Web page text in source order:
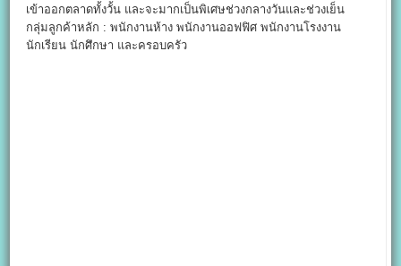
เข้าออกตลาดทั้งวั้น และจะมากเป็นพิเศษช่วงกลางวันและช่วงเย็น
กลุ่มลูกค้าหลัก : พนักงานห้าง พนักงานออฟฟิศ พนักงานโรงงาน
นักเรียน นักศึกษา และครอบครัว